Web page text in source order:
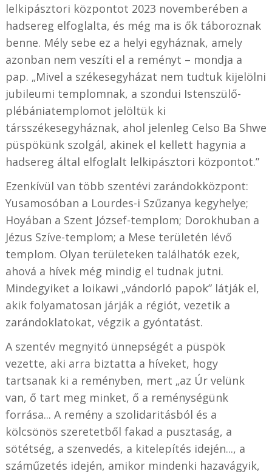
lelkipásztori központot 2023 novemberében a
hadsereg elfoglalta, és még ma is ők táboroznak
benne. Mély sebe ez a helyi egyháznak, amely
azonban nem veszíti el a reményt – mondja a
pap. „Mivel a székesegyházat nem tudtuk kijelölni
jubileumi templomnak, a szondui Istenszülő-
plébániatemplomot jelöltük ki
társszékesegyháznak, ahol jelenleg Celso Ba Shwe
püspökünk szolgál, akinek el kellett hagynia a
hadsereg által elfoglalt lelkipásztori központot.”
Ezenkívül van több szentévi zarándokközpont:
Yusamosóban a Lourdes-i Szűzanya kegyhelye;
Hoyában a Szent József-templom; Dorokhuban a
Jézus Szíve-templom; a Mese területén lévő
templom. Olyan területeken találhatók ezek,
ahová a hívek még mindig el tudnak jutni.
Mindegyiket a loikawi „vándorló papok” látják el,
akik folyamatosan járják a régiót, vezetik a
zarándoklatokat, végzik a gyóntatást.
A szentév megnyitó ünnepségét a püspök
vezette, aki arra biztatta a híveket, hogy
tartsanak ki a reményben, mert „az Úr velünk
van, ő tart meg minket, ő a reménységünk
forrása... A remény a szolidaritásból és a
kölcsönös szeretetből fakad a pusztaság, a
sötétség, a szenvedés, a kitelepítés idején..., a
száműzetés idején, amikor mindenki hazavágyik,